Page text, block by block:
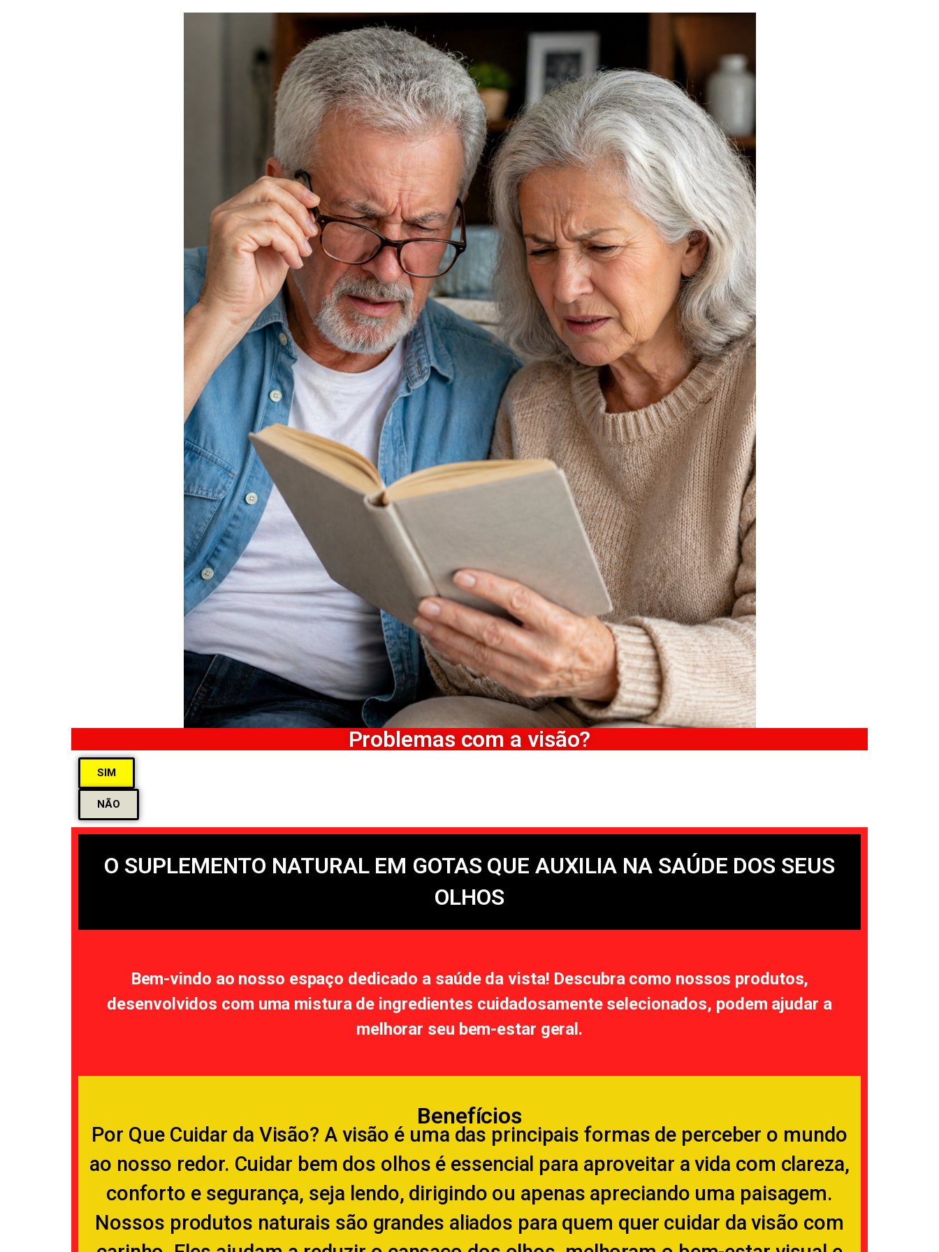
Problemas com a visão?
SIM
NÃO
O SUPLEMENTO NATURAL EM GOTAS QUE AUXILIA NA SAÚDE DOS SEUS
OLHOS
Bem-vindo ao nosso espaço dedicado a saúde da vista! Descubra como nossos produtos,
desenvolvidos com uma mistura de ingredientes cuidadosamente selecionados, podem ajudar a
melhorar seu bem-estar geral.
Benefícios
Por Que Cuidar da Visão? A visão é uma das principais formas de perceber o mundo
ao nosso redor. Cuidar bem dos olhos é essencial para aproveitar a vida com clareza,
conforto e segurança, seja lendo, dirigindo ou apenas apreciando uma paisagem.
Nossos produtos naturais são grandes aliados para quem quer cuidar da visão com